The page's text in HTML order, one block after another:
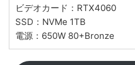
ビデオカード：RTX4060
SSD：NVMe 1TB
電源：650W 80+Bronze